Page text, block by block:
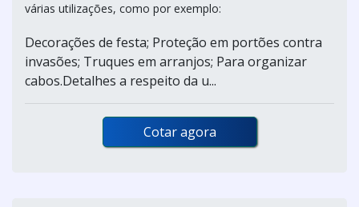
várias utilizações, como por exemplo:
Decorações de festa; Proteção em portões contra
invasões; Truques em arranjos; Para organizar
cabos.Detalhes a respeito da u...
Cotar agora